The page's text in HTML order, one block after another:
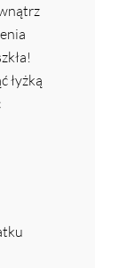
łyżką